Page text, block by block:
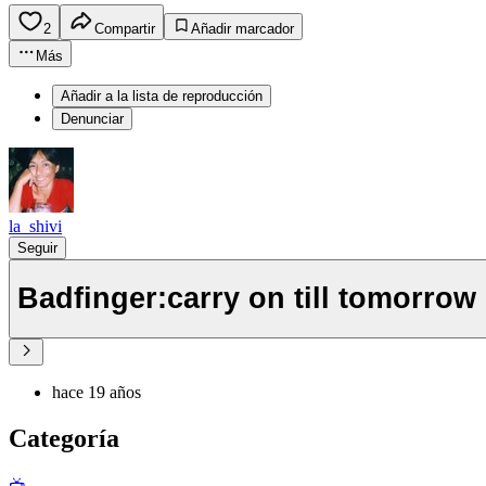
2 Compartir
Añadir marcador
Más
Añadir a la lista de reproducción
Denunciar
la_shivi
Seguir
Badfinger:carry on till tomorrow
hace 19 años
Categoría